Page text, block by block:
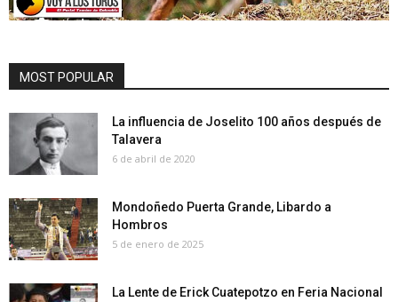
MOST POPULAR
La influencia de Joselito 100 años después de
Talavera
6 de abril de 2020
Mondoñedo Puerta Grande, Libardo a
Hombros
5 de enero de 2025
La Lente de Erick Cuatepotzo en Feria Nacional